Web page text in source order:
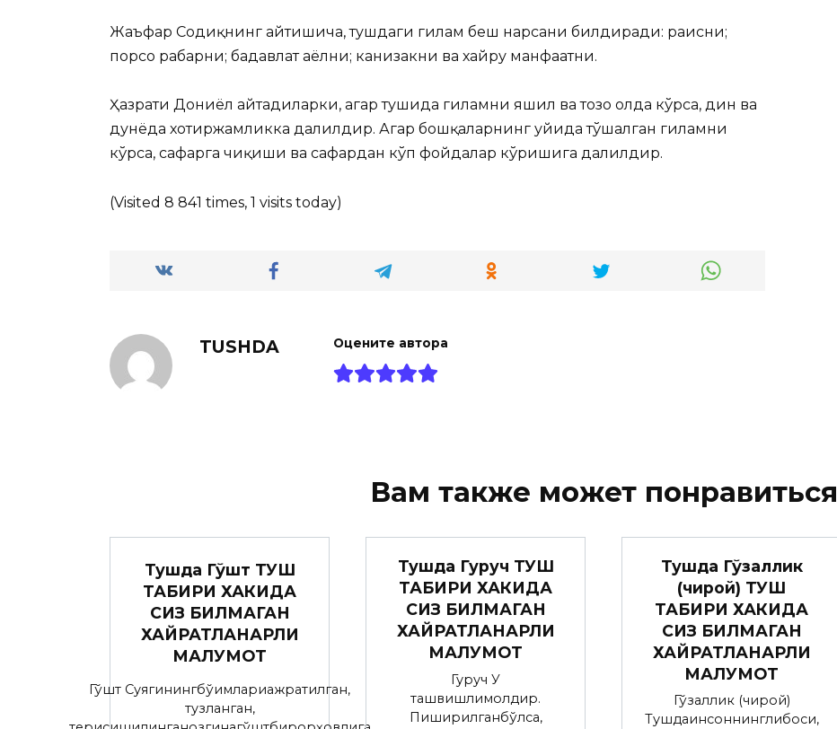
Жаъфар Содиқнинг айтишича, тушдаги гилам беш нарсани билдиради: раисни;
порсо раҳбарни; бадавлат аёлни; канизакни ва хайру манфаатни.
Ҳазрати Дониёл айтадиларки, агар тушида гиламни яшил ва тозо ҳолда кўрса, дин ва
дунёда хотиржамликка далилдир. Агар бошқаларнинг уйида тўшалган гиламни
кўрса, сафарга чиқиши ва сафардан кўп фойдалар кўришига далилдир.
(Visited 8 841 times, 1 visits today)
TUSHDA Оцените автора
Вам также может понравиться
Тушда Гўшт ТУШ
ТАБИРИ ХАКИДА
СИЗ БИЛМАГАН
ХАЙРАТЛАНАРЛИ
МАЛУМОТ
Гўшт Суягинингбўғимлариажратилган,
тузланган,
Тушда Гуруч ТУШ
ТАБИРИ ХАКИДА
СИЗ БИЛМАГАН
ХАЙРАТЛАНАРЛИ
МАЛУМОТ
Гуруч У
ташвишлимолдир.
Пиширилганбўлса,
Тушда Гўзаллик
(чирой) ТУШ
ТАБИРИ ХАКИДА
СИЗ БИЛМАГАН
ХАЙРАТЛАНАРЛИ
МАЛУМОТ
Гўзаллик (чирой)
Тушдаинсоннинглибоси,